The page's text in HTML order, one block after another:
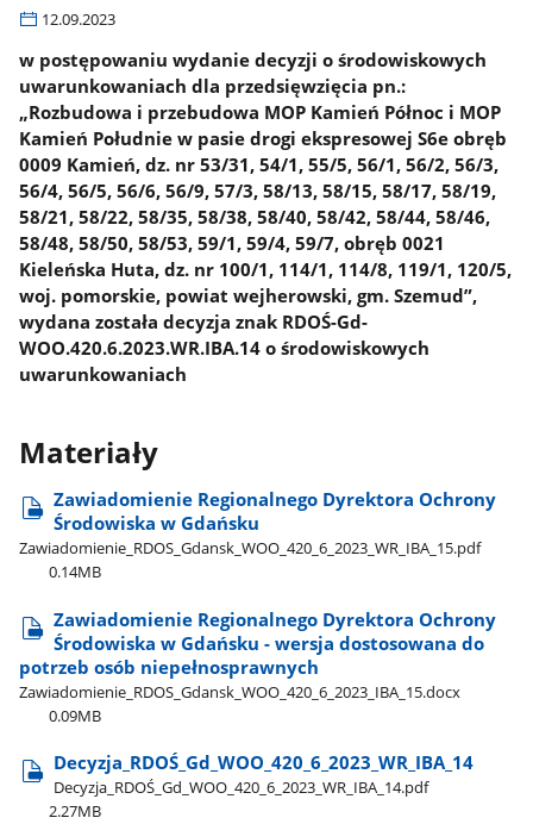
12.09.2023
w postępowaniu wydanie decyzji o środowiskowych
uwarunkowaniach dla przedsięwzięcia pn.:
„Rozbudowa i przebudowa MOP Kamień Północ i MOP
Kamień Południe w pasie drogi ekspresowej S6e obręb
0009 Kamień, dz. nr 53/31, 54/1, 55/5, 56/1, 56/2, 56/3,
56/4, 56/5, 56/6, 56/9, 57/3, 58/13, 58/15, 58/17, 58/19,
58/21, 58/22, 58/35, 58/38, 58/40, 58/42, 58/44, 58/46,
58/48, 58/50, 58/53, 59/1, 59/4, 59/7, obręb 0021
Kieleńska Huta, dz. nr 100/1, 114/1, 114/8, 119/1, 120/5,
woj. pomorskie, powiat wejherowski, gm. Szemud”,
wydana została decyzja znak RDOŚ-Gd-
WOO.420.6.2023.WR.IBA.14 o środowiskowych
uwarunkowaniach
Materiały
Zawiadomienie Regionalnego Dyrektora Ochrony
Środowiska w Gdańsku
Zawiadomienie​_RDOS​_Gdansk​_WOO​_420​_6​_2023​_WR​_IBA​_15.pdf
0.14MB
Zawiadomienie Regionalnego Dyrektora Ochrony
Środowiska w Gdańsku - wersja dostosowana do
potrzeb osób niepełnosprawnych
Zawiadomienie​_RDOS​_Gdansk​_WOO​_420​_6​_2023​_IBA​_15.docx
0.09MB
Decyzja​_RDOŚ​_Gd​_WOO​_420​_6​_2023​_WR​_IBA​_14
Decyzja​_RDOŚ​_Gd​_WOO​_420​_6​_2023​_WR​_IBA​_14.pdf
2.27MB